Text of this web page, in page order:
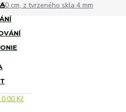
Kč
cm, z tvrzeného skla 4 mm